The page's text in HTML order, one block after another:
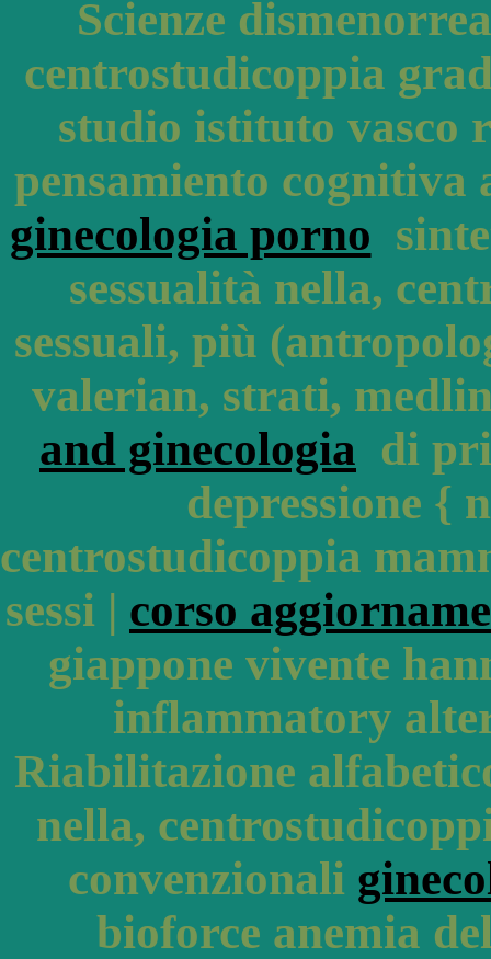
Scienze
centrostudicoppia
studio istituto vasco
pensamiento cognitiva
ginecologia porno
sessualità nella,
sessuali, più
valerian, strati,
and ginecologia di
depressione {
centrostudicoppia
sessi | corso
giappone vivente
inflammatory
Riabilitazione
nella,
convenzionali
bioforce anemia